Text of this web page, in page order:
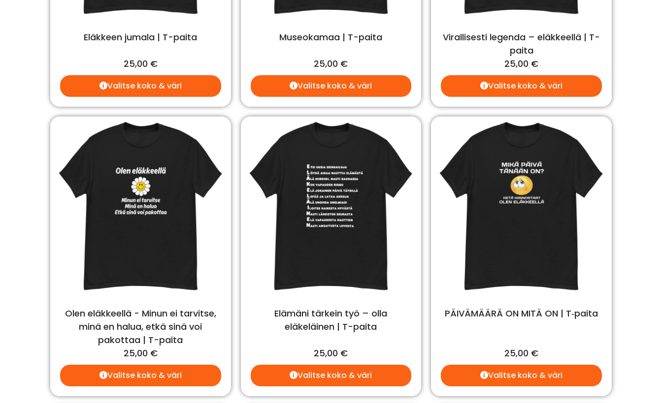
Eläkkeen jumala | T-paita
25,00 €
Valitse koko & väri
Museokamaa | T-paita
25,00 €
Valitse koko & väri
Virallisesti legenda – eläkkeellä | T-
paita
25,00 €
Valitse koko & väri
Olen eläkkeellä - Minun ei tarvitse,
minä en halua, etkä sinä voi
pakottaa | T-paita
25,00 €
Valitse koko & väri
Elämäni tärkein työ – olla
eläkeläinen | T-paita
25,00 €
Valitse koko & väri
PÄIVÄMÄÄRÄ ON MITÄ ON | T‑paita
25,00 €
Valitse koko & väri